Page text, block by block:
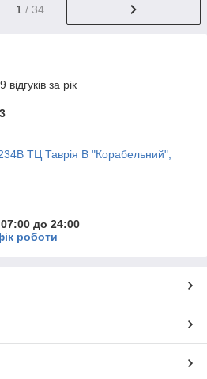
1 / 34
за рік
ТЦ Таврія В "Корабельний",
до 24:00
роботи